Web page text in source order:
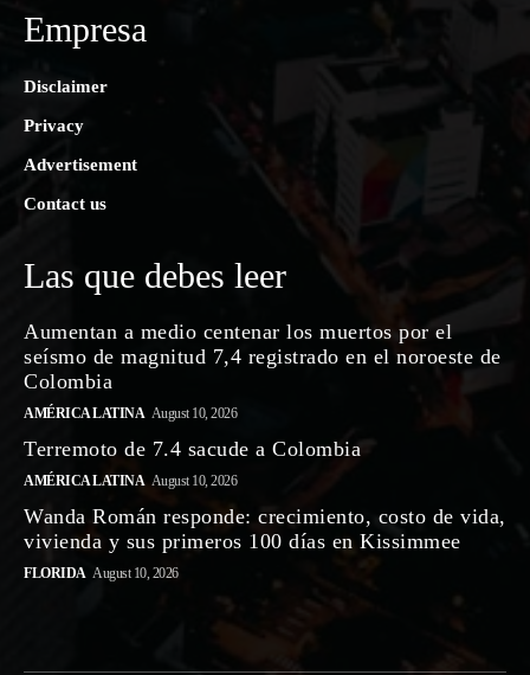
Empresa
Disclaimer
Privacy
Advertisement
Contact us
Las que debes leer
Aumentan a medio centenar los muertos por el
seísmo de magnitud 7,4 registrado en el noroeste de
Colombia
AMÉRICA LATINA August 10, 2026
Terremoto de 7.4 sacude a Colombia
AMÉRICA LATINA August 10, 2026
Wanda Román responde: crecimiento, costo de vida,
vivienda y sus primeros 100 días en Kissimmee
FLORIDA August 10, 2026